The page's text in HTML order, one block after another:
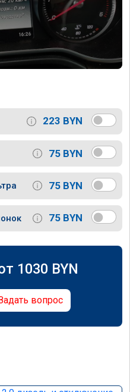
223 BYN
75 BYN
75 BYN
75 BYN
1030 BYN
вопрос